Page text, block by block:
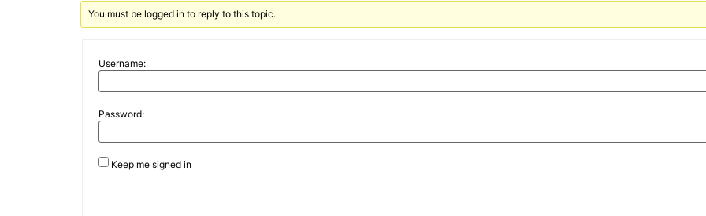
You must be logged in to reply to this topic.
Username:
Password:
Keep me signed in